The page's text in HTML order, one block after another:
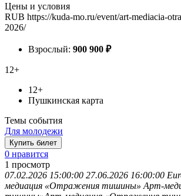
Цены и условия
RUB https://kuda-mo.ru/event/art-mediacia-
2026/
Взрослый: 900 900 ₽
12+
12+
Пушкинская карта
Темы события
Для молодежи
Купить билет
0 нравится
1 просмотр
07.02.2026 15:00:00 27.06.2026 16:00:00
медиация «Отражения тишины» Арт-